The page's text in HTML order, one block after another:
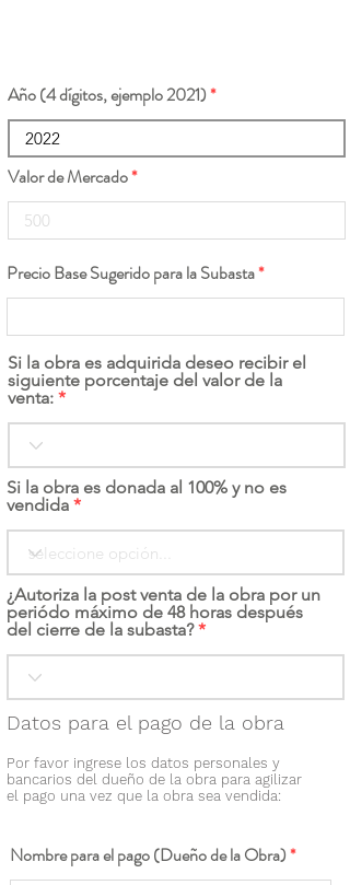
Año (4 dígitos, ejemplo 2021)
Valor de Mercado
Precio Base Sugerido para la Subasta
Si la obra es adquirida deseo recibir el
siguiente porcentaje del valor de la
venta:
Si la obra es donada al 100% y no es
vendida
¿Autoriza la post venta de la obra por un
periódo máximo de 48 horas después
del cierre de la subasta?
Datos para el pago de la obra
Por favor ingrese los datos personales y
bancarios del dueño de la obra para agilizar
el pago una vez que la obra sea vendida:
Nombre para el pago (Dueño de la Obra)